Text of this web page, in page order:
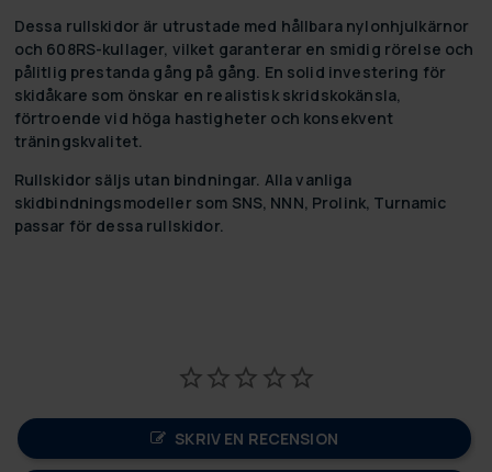
Dessa rullskidor är utrustade med hållbara nylonhjulkärnor
och 608RS-kullager, vilket garanterar en smidig rörelse och
pålitlig prestanda gång på gång. En solid investering för
skidåkare som önskar en realistisk skridskokänsla,
förtroende vid höga hastigheter och konsekvent
träningskvalitet.
Rullskidor säljs utan bindningar. Alla vanliga
skidbindningsmodeller som SNS, NNN, Prolink, Turnamic
passar för dessa rullskidor.
SKRIV EN RECENSION